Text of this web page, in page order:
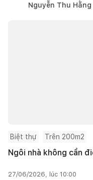
Nguyễn Thu Hằng
Biệt thự Trên 200m2
Ngôi nhà không cần
27/06/2026, lúc 10:00